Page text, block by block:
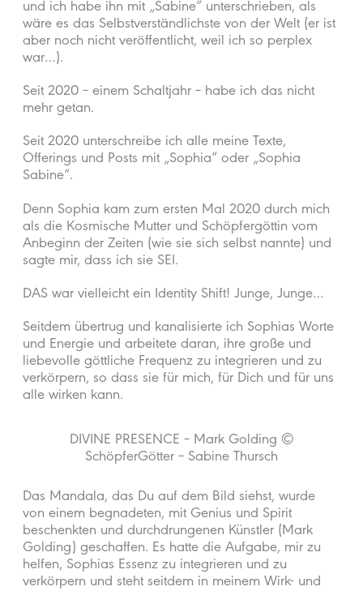
und ich habe ihn mit „Sabine“ unterschrieben, als
wäre es das Selbstverständlichste von der Welt (er ist
aber noch nicht veröffentlicht, weil ich so perplex
war…).
Seit 2020 – einem Schaltjahr – habe ich das nicht
mehr getan.
Seit 2020 unterschreibe ich alle meine Texte,
Offerings und Posts mit „Sophia“ oder „Sophia
Sabine“.
Denn Sophia kam zum ersten Mal 2020 durch mich
als die Kosmische Mutter und Schöpfergöttin vom
Anbeginn der Zeiten (wie sie sich selbst nannte) und
sagte mir, dass ich sie SEI.
DAS war vielleicht ein Identity Shift! Junge, Junge…
Seitdem übertrug und kanalisierte ich Sophias Worte
und Energie und arbeitete daran, ihre große und
liebevolle göttliche Frequenz zu integrieren und zu
verkörpern, so dass sie für mich, für Dich und für uns
alle wirken kann.
DIVINE PRESENCE – Mark Golding ©
SchöpferGötter – Sabine Thursch
Das Mandala, das Du auf dem Bild siehst, wurde
von einem begnadeten, mit Genius und Spirit
beschenkten und durchdrungenen Künstler (Mark
Golding) geschaffen. Es hatte die Aufgabe, mir zu
helfen, Sophias Essenz zu integrieren und zu
verkörpern und steht seitdem in meinem Wirk- und